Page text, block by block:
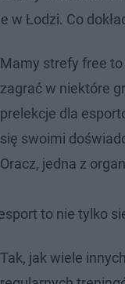
Łodzi. Co
Mamy strefy free
zagrać w niektóre
prelekcje dla
się swoimi
Oracz, jedna z
to nie tylko
Tak, jak wiele